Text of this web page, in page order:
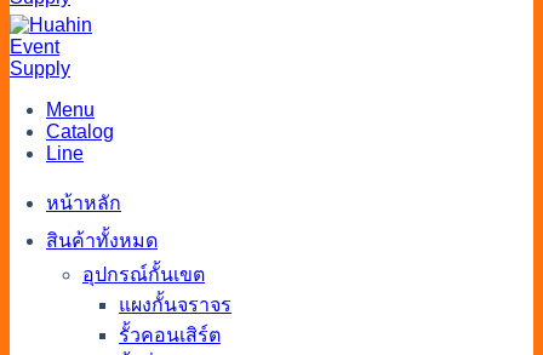
Menu
Catalog
Line
หน้าหลัก
สินค้าทั้งหมด
อุปกรณ์กั้นเขต
แผงกั้นจราจร
รั้วคอนเสิร์ต